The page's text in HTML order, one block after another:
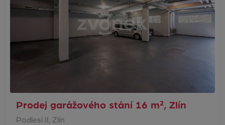
Prodej garážového stání 16 m², Zlín
Podlesí II, Zlín